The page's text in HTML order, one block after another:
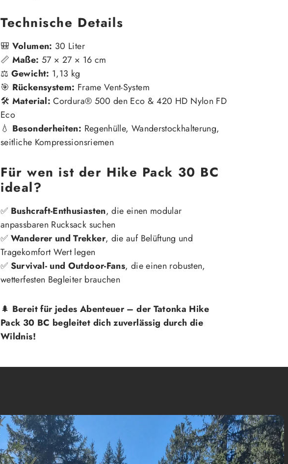
Technische Details
🎒 Volumen: 30 Liter
📏 Maße: 57 × 27 × 16 cm
⚖ Gewicht: 1,13 kg
🎯 Rückensystem: Frame Vent-System
🛠 Material: Cordura® 500 den Eco & 420 HD Nylon FD
Eco
💧 Besonderheiten: Regenhülle, Wanderstockhalterung,
seitliche Kompressionsriemen
Für wen ist der Hike Pack 30 BC
ideal?
✅ Bushcraft-Enthusiasten, die einen modular
anpassbaren Rucksack suchen
✅ Wanderer und Trekker, die auf Belüftung und
Tragekomfort Wert legen
✅ Survival- und Outdoor-Fans, die einen robusten,
wetterfesten Begleiter brauchen
🌲 Bereit für jedes Abenteuer – der Tatonka Hike
Pack 30 BC begleitet dich zuverlässig durch die
Wildnis!